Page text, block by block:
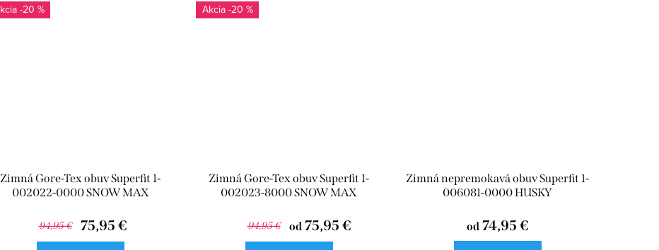
-20 %
Zimná Gore-Tex obuv Superfit 1-
002022-0000 SNOW MAX
94,95 € 75,95 €
-20 %
Zimná Gore-Tex obuv Superfit 1-
002023-8000 SNOW MAX
94,95 € od75,95 €
Zimná nepremokavá obuv Superfit 1-
006081-0000 HUSKY
od74,95 €